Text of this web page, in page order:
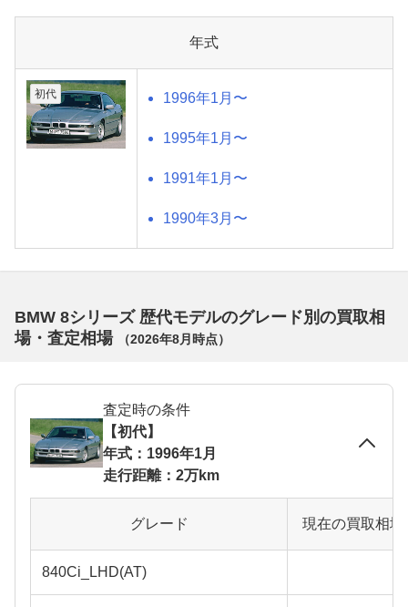
年式
初代 1996年1月〜
1995年1月〜
1991年1月〜
1990年3月〜
BMW 8シリーズ 歴代モデルのグレード別の買取相
場・査定相場
（2026年8月 時点）
査定時の条件
【初代】
年式：1996年1月
走行距離：2万km
グレード 現在の買取相
840Ci_LHD(AT)